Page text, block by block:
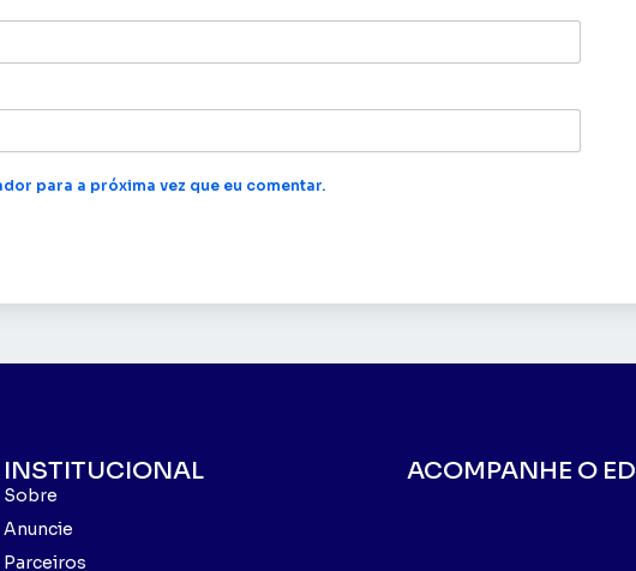
para a próxima vez que eu comentar.
INSTITUCIONAL
Sobre
Anuncie
Parceiros
ACOMPANHE O ED